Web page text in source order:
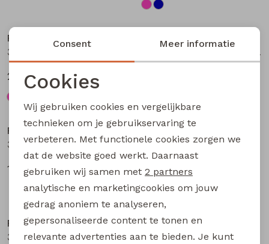
Persival
27,99
Persival
3310300 W20103 meisjes pullover Bruin donker
Nieuw
Persival
3310807 W20102 meisjes rok kort Bordeaux
17,99
Persival
22,99
Nieuw
Persival
3310404 W20049 meisjes sweatshirt Taupe
Persival
Noodzakelijke cookies
Analytische cookies
Marketing cookies
Consent Meer informatie
Cookies
Wij gebruiken cookies en vergelijkbare
technieken om je gebruikservaring te
verbeteren. Met functionele cookies zorgen we
dat de website goed werkt. Daarnaast
gebruiken wij samen met 2 partners
analytische en marketingcookies om jouw
gedrag anoniem te analyseren,
gepersonaliseerde content te tonen en
relevante advertenties aan te bieden. Je kunt